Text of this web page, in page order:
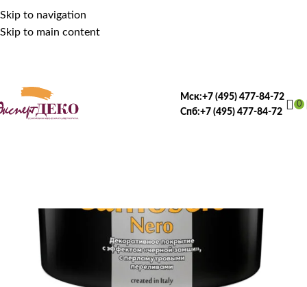
Skip to navigation
Skip to main content
Мск:+7 (495) 477-84-72
Спб:+7 (495) 477-84-72
0